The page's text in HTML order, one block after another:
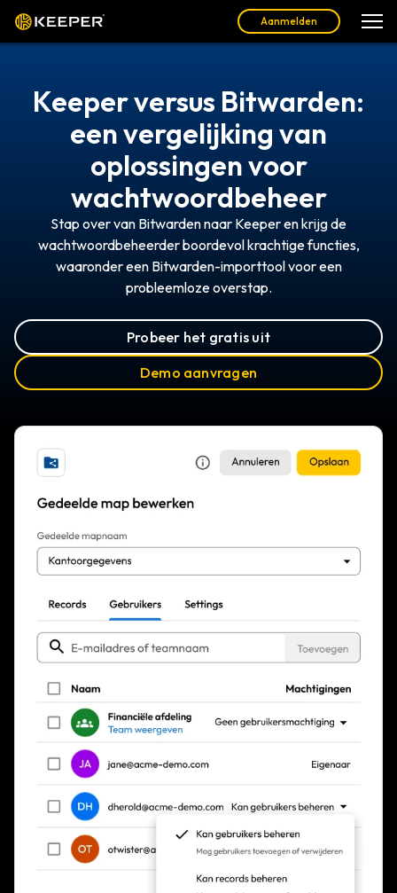
Aanmelden
Keeper versus Bitwarden:
een vergelijking van
oplossingen voor
wachtwoordbeheer
Stap over van Bitwarden naar Keeper en krijg de
wachtwoordbeheerder boordevol krachtige functies,
waaronder een Bitwarden-importtool voor een
probleemloze overstap.
Probeer het gratis uit
Demo aanvragen